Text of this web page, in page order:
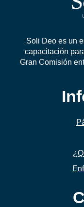
Soli Deo es un
capacitación
Gran Comisión